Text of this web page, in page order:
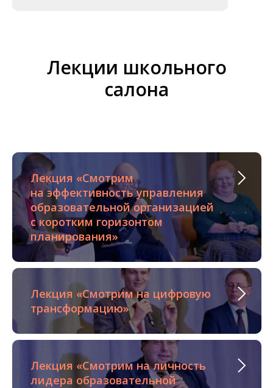
Лекции школьного
салона
Лекция «Смотрим
на эффективность управления
образовательной организацией
с коротким горизонтом
планирования»
Лекция «Смотрим на цифровую
трансформацию»
Лекция «Смотрим на личность
лидера образовательной